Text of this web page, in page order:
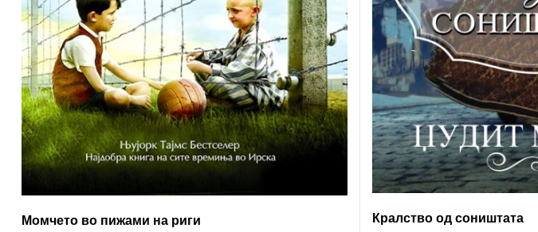
Момчето во пижами на риги
Кралство од соништата